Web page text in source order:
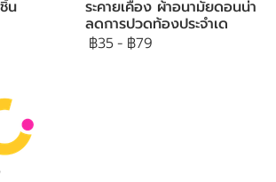
น
ระคายเคือง ผ้าอนามัยดอนน่า
ลดการปวดท้องประจำเด
฿35- ฿79